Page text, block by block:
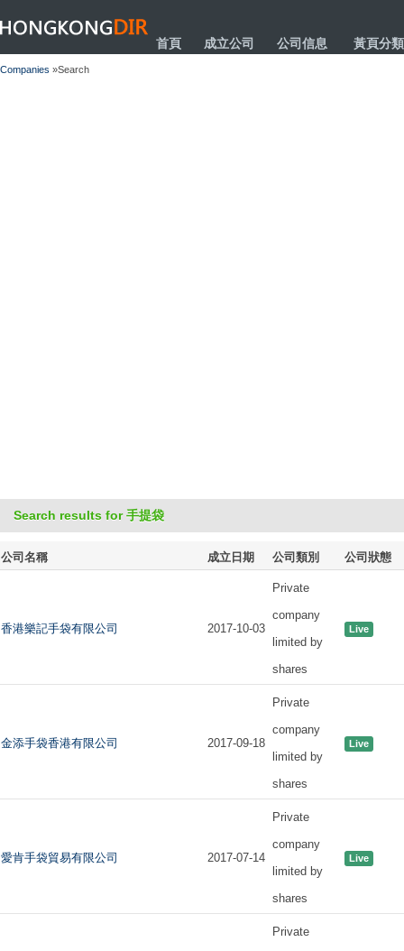
HONGKONGDIR
首頁 成立公司 公司信息 黃頁分類
Companies »Search
Search results for 手提袋
公司名稱 成立日期 公司類別 公司狀態
香港樂記手袋有限公司 2017-10-03
Private
company
limited by
shares
Live
金添手袋香港有限公司 2017-09-18
Private
company
limited by
shares
Live
愛肯手袋貿易有限公司 2017-07-14
Private
company
limited by
shares
Live
Private